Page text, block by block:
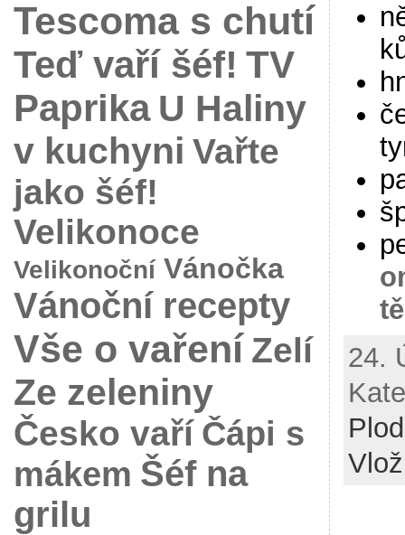
Tescoma s chutí
Teď vaří šéf! TV
Paprika U Haliny
v kuchyni Vařte
jako šéf!
Velikonoce
Velikonoční Vánočka
Vánoční recepty
Vše o vaření Zelí
Ze zeleniny
Česko vaří Čápi s
mákem Šéf na
grilu
24.